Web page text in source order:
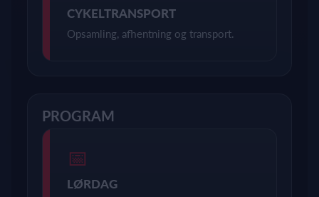
CYKELTRANSPORT
Opsamling, afhentning og transport.
PROGRAM
📅
LØRDAG